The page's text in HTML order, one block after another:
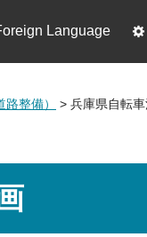
Language
整備） > 兵庫県自転